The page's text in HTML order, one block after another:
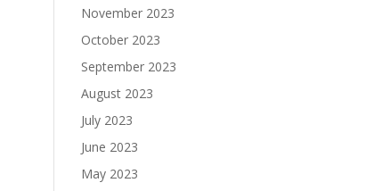
November 2023
October 2023
September 2023
August 2023
July 2023
June 2023
May 2023